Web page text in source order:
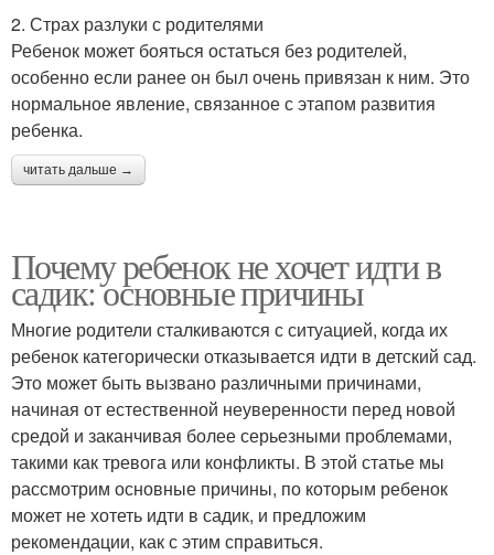
2. Страх разлуки с родителями
Ребенок может бояться остаться без родителей,
особенно если ранее он был очень привязан к ним. Это
нормальное явление, связанное с этапом развития
ребенка.
читать дальше →
Почему ребенок не хочет идти в
садик: основные причины
Многие родители сталкиваются с ситуацией, когда их
ребенок категорически отказывается идти в детский сад.
Это может быть вызвано различными причинами,
начиная от естественной неуверенности перед новой
средой и заканчивая более серьезными проблемами,
такими как тревога или конфликты. В этой статье мы
рассмотрим основные причины, по которым ребенок
может не хотеть идти в садик, и предложим
рекомендации, как с этим справиться.